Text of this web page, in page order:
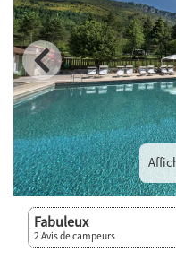
Fabuleux
2 Avis de campeurs